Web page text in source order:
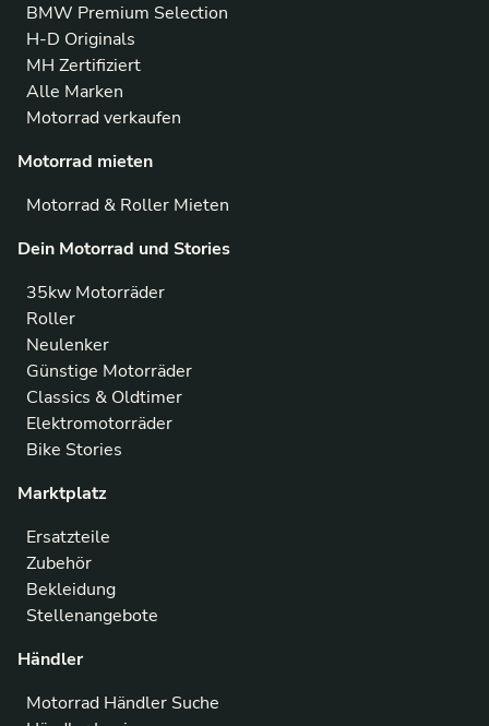
BMW Premium Selection
H-D Originals
MH Zertifiziert
Alle Marken
Motorrad verkaufen
Motorrad mieten
Motorrad & Roller Mieten
Dein Motorrad und Stories
35kw Motorräder
Roller
Neulenker
Günstige Motorräder
Classics & Oldtimer
Elektromotorräder
Bike Stories
Marktplatz
Ersatzteile
Zubehör
Bekleidung
Stellenangebote
Händler
Motorrad Händler Suche